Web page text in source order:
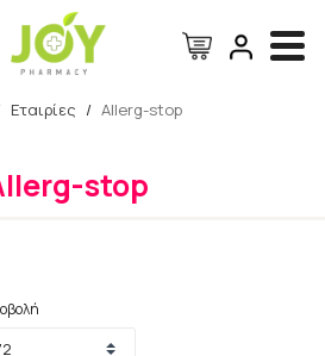
Εταιρίες / Allerg-stop
stop